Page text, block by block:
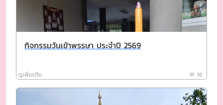
กิจกรรมวันเข้าพรรษา ประจำปี 2569
ดูเพิ่มเติม 16